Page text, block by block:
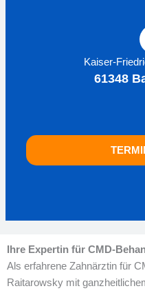
Kaiser-
61348
Ihre Expertin für CMD-
Als erfahrene Zahnärztin für
Raitarowsky mit